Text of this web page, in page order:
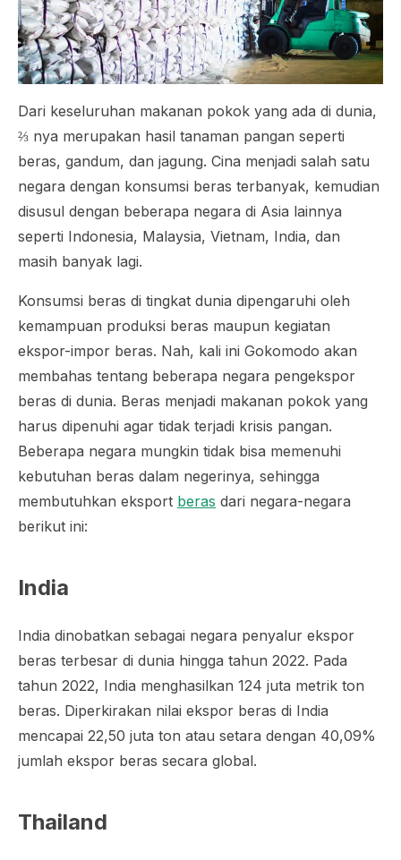
Dari keseluruhan makanan pokok yang ada di dunia,
⅔ nya merupakan hasil tanaman pangan seperti
beras, gandum, dan jagung. Cina menjadi salah satu
negara dengan konsumsi beras terbanyak, kemudian
disusul dengan beberapa negara di Asia lainnya
seperti Indonesia, Malaysia, Vietnam, India, dan
masih banyak lagi.
Konsumsi beras di tingkat dunia dipengaruhi oleh
kemampuan produksi beras maupun kegiatan
ekspor-impor beras. Nah, kali ini Gokomodo akan
membahas tentang beberapa negara pengekspor
beras di dunia. Beras menjadi makanan pokok yang
harus dipenuhi agar tidak terjadi krisis pangan.
Beberapa negara mungkin tidak bisa memenuhi
kebutuhan beras dalam negerinya, sehingga
membutuhkan eksport beras dari negara-negara
berikut ini:
India
India dinobatkan sebagai negara penyalur ekspor
beras terbesar di dunia hingga tahun 2022. Pada
tahun 2022, India menghasilkan 124 juta metrik ton
beras. Diperkirakan nilai ekspor beras di India
mencapai 22,50 juta ton atau setara dengan 40,09%
jumlah ekspor beras secara global.
Thailand